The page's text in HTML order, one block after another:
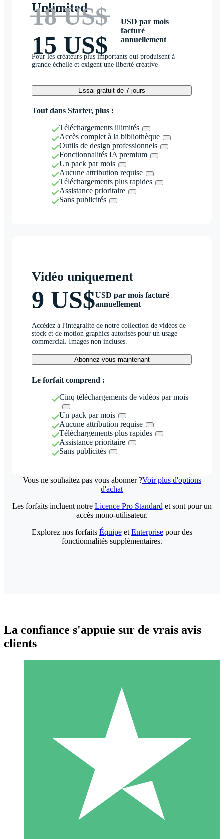
Unlimited
18 US$
15 US$
USD par mois
facturé
annuellement
Pour les créateurs plus importants qui produisent à
grande échelle et exigent une liberté créative
Essai gratuit de 7 jours
Tout dans Starter, plus :
Téléchargements illimités
Accès complet à la bibliothèque
Outils de design professionnels
Fonctionnalités IA premium
Un pack par mois
Aucune attribution requise
Téléchargements plus rapides
Assistance prioritaire
Sans publicités
Vidéo uniquement
9 US$USD par mois facturé
annuellement
Accédez à l'intégralité de notre collection de vidéos de
stock et de motion graphics autorisés pour un usage
commercial. Images non incluses.
Abonnez-vous maintenant
Le forfait comprend :
Cinq téléchargements de vidéos par mois
Un pack par mois
Aucune attribution requise
Téléchargements plus rapides
Assistance prioritaire
Sans publicités
Vous ne souhaitez pas vous abonner ?Voir plus d'options
d'achat
Packs de Crédits Individuels
Payez à l'utilisation avec des crédits de téléchargement. Sans
1 Téléchargement
10 00
Les forfaits incluent notre Licence Pro Standard et sont pour un
accès mono-utilisateur.
Explorez nos forfaits Équipeet Enterprisepour des
fonctionnalités supplémentaires.
La confiance s'appuie sur de vrais avis
clients